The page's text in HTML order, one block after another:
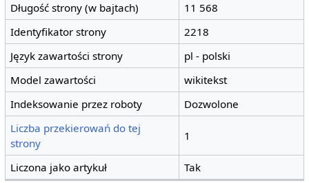
Długość strony (w bajtach)
11 568
Identyfikator strony
2218
Język zawartości strony
pl - polski
Model zawartości
wikitekst
Indeksowanie przez roboty
Dozwolone
Liczba przekierowań do tej
strony
1
Liczona jako artykuł Tak